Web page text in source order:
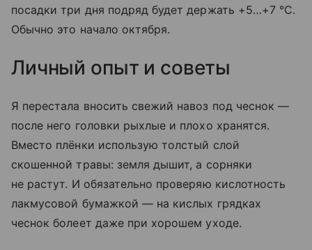
посадки три дня подряд будет держать +5…+7 °C.
Обычно это начало октября.
Личный опыт и советы
Я перестала вносить свежий навоз под чеснок —
после него головки рыхлые и плохо хранятся.
Вместо плёнки использую толстый слой
скошенной травы: земля дышит, а сорняки
не растут. И обязательно проверяю кислотность
лакмусовой бумажкой — на кислых грядках
чеснок болеет даже при хорошем уходе.